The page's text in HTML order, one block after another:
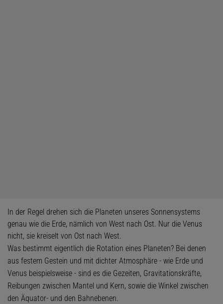
In der Regel drehen sich die Planeten unseres Sonnensystems
genau wie die Erde, nämlich von West nach Ost. Nur die Venus
nicht, sie kreiselt von Ost nach West.
Was bestimmt eigentlich die Rotation eines Planeten? Bei denen
aus festem Gestein und mit dichter Atmosphäre - wie Erde und
Venus beispielsweise - sind es die Gezeiten, Gravitationskräfte,
Reibungen zwischen Mantel und Kern, sowie die Winkel zwischen
den Äquator- und den Bahnebenen.